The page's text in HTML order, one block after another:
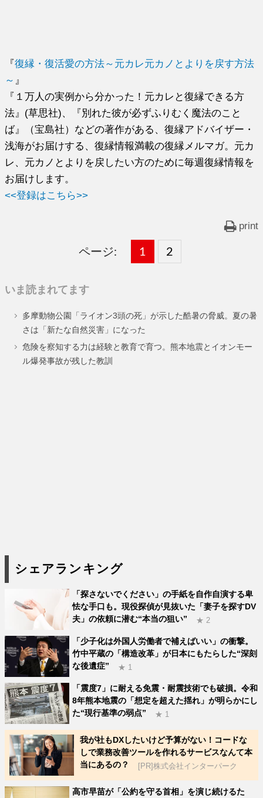
『復縁・復活愛の方法～元カレ元カノとよりを戻す方法
～ 』
『１万人の実例から分かった！元カレと復縁できる方
法』(草思社)、『別れた彼が必ずふりむく魔法のこと
ば』（宝島社）などの著作がある、復縁アドバイザー・
浅海がお届けする、復縁情報満載の復縁メルマガ。元カ
レ、元カノとよりを戻したい方のために毎週復縁情報を
お届けします。
<<登録はこちら>>
print
ページ:
固
ー
ジ
1 ,
固
ー
ジ
2
いま読まれてます
多摩動物公園「ライオン3頭の死」が示した酷暑の脅威。夏の暑
さは「新たな自然災害」になった
危険を察知する力は経験と教育で育つ。熊本地震とイオンモー
ル爆発事故が残した教訓
シェアランキング
「探さないでください」の手紙を自作自演する卑
怯な手口も。現役探偵が見抜いた「妻子を探すDV
夫」の依頼に潜む“本当の狙い”
★ 2
「少子化は外国人労働者で補えばいい」の衝撃。
竹中平蔵の「構造改革」が日本にもたらした“深刻
な後遺症”
★ 1
「震度7」に耐える免震・耐震技術でも破損。令和
8年熊本地震の「想定を超えた揺れ」が明らかにし
た“現行基準の弱点”
★ 1
我が社もDXしたいけど予算がない！コードな
しで業務改善ツールを作れるサービスなんて本
当にあるの？
[PR]株式会社インターパーク
高市早苗が「公約を守る首相」を演じ続けるた